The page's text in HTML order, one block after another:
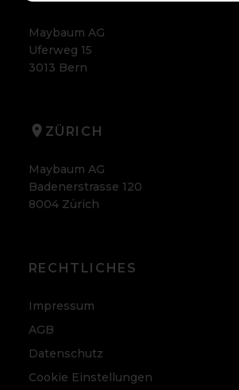
Maybaum AG
Uferweg 15
3013 Bern
ZÜRICH
Maybaum AG
Badenerstrasse 120
8004 Zürich
RECHTLICHES
Impressum
AGB
Datenschutz
Cookie Einstellungen